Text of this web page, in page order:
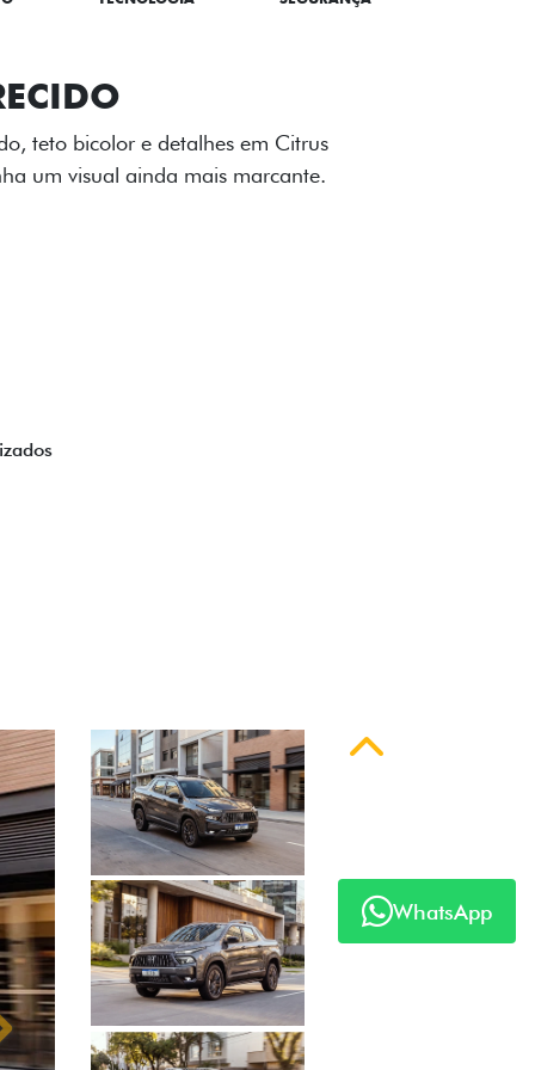
e nas laterais reforçam a identidade
comemorativa.
WhatsApp